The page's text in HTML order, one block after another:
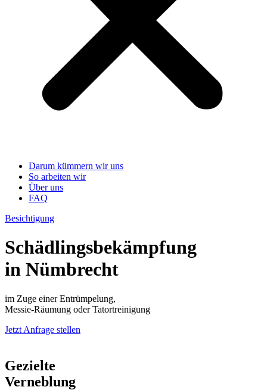
Darum kümmern wir uns
So arbeiten wir
Über uns
FAQ
Besichtigung
Schädlingsbekämpfung
in Nümbrecht
im Zuge einer Entrümpelung,
Messie-Räumung oder Tatortreinigung
Jetzt Anfrage stellen
Gezielte
Verneblung